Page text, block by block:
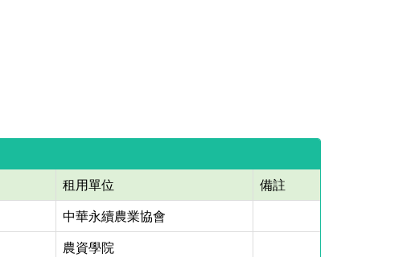
租用單位
備註
中華永續農業協會
農資學院